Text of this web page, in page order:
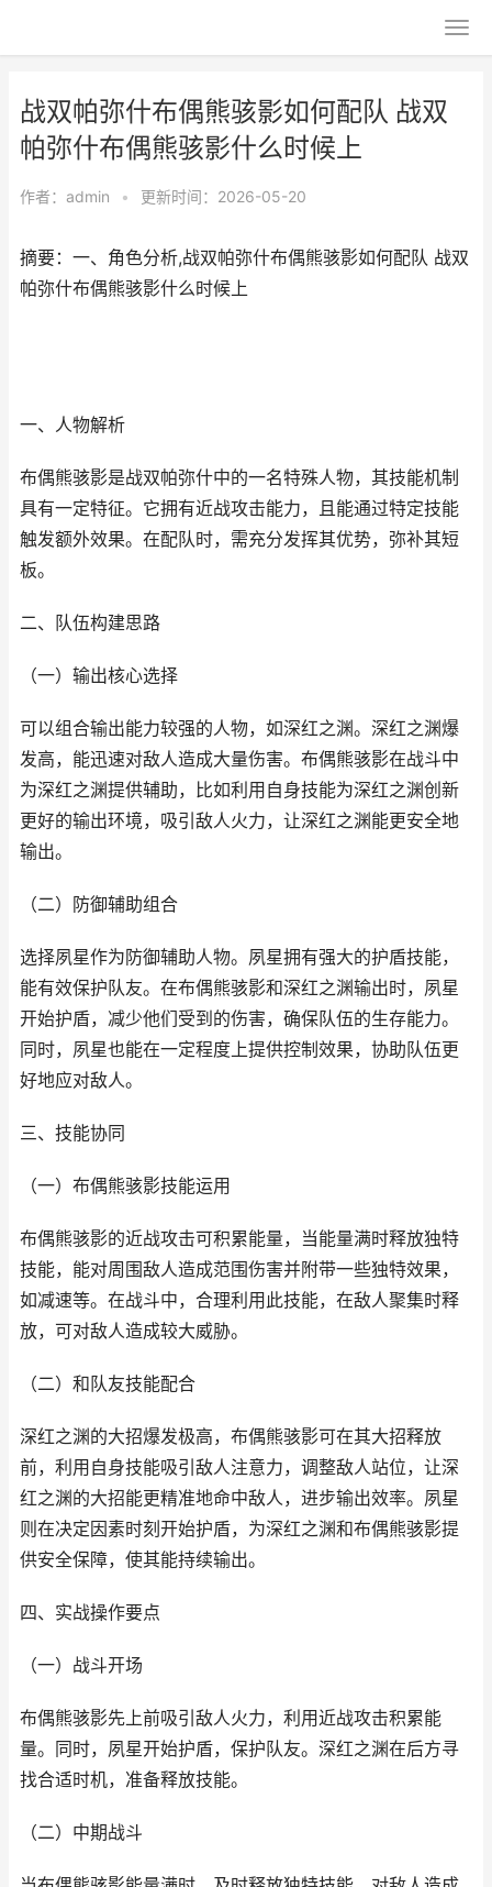
战双帕弥什布偶熊骇影如何配队 战双
帕弥什布偶熊骇影什么时候上
作者： admin • 更新时间：2026-05-20
摘要：一、角色分析,战双帕弥什布偶熊骇影如何配队 战双
帕弥什布偶熊骇影什么时候上
一、人物解析
布偶熊骇影是战双帕弥什中的一名特殊人物，其技能机制
具有一定特征。它拥有近战攻击能力，且能通过特定技能
触发额外效果。在配队时，需充分发挥其优势，弥补其短
板。
二、队伍构建思路
（一）输出核心选择
可以组合输出能力较强的人物，如深红之渊。深红之渊爆
发高，能迅速对敌人造成大量伤害。布偶熊骇影在战斗中
为深红之渊提供辅助，比如利用自身技能为深红之渊创新
更好的输出环境，吸引敌人火力，让深红之渊能更安全地
输出。
（二）防御辅助组合
选择夙星作为防御辅助人物。夙星拥有强大的护盾技能，
能有效保护队友。在布偶熊骇影和深红之渊输出时，夙星
开始护盾，减少他们受到的伤害，确保队伍的生存能力。
同时，夙星也能在一定程度上提供控制效果，协助队伍更
好地应对敌人。
三、技能协同
（一）布偶熊骇影技能运用
布偶熊骇影的近战攻击可积累能量，当能量满时释放独特
技能，能对周围敌人造成范围伤害并附带一些独特效果，
如减速等。在战斗中，合理利用此技能，在敌人聚集时释
放，可对敌人造成较大威胁。
（二）和队友技能配合
深红之渊的大招爆发极高，布偶熊骇影可在其大招释放
前，利用自身技能吸引敌人注意力，调整敌人站位，让深
红之渊的大招能更精准地命中敌人，进步输出效率。夙星
则在决定因素时刻开始护盾，为深红之渊和布偶熊骇影提
供安全保障，使其能持续输出。
四、实战操作要点
（一）战斗开场
布偶熊骇影先上前吸引敌人火力，利用近战攻击积累能
量。同时，夙星开始护盾，保护队友。深红之渊在后方寻
找合适时机，准备释放技能。
（二）中期战斗